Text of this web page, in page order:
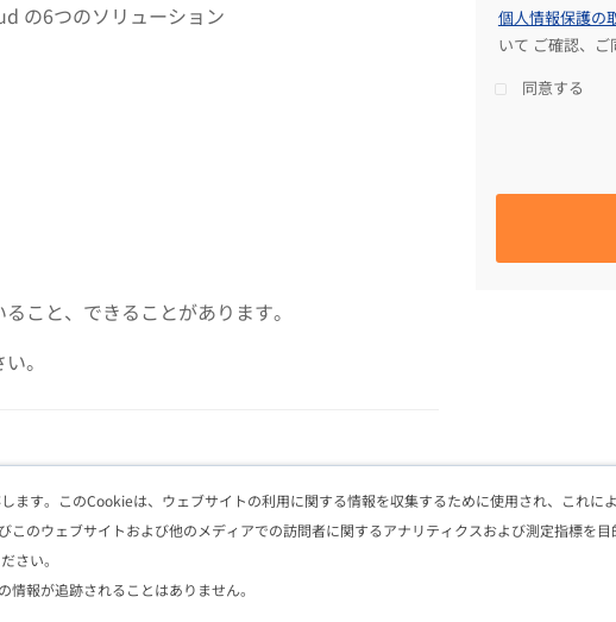
す。このCookieは、ウェブサイトの利用に関する情報を収集するために使用され、これに
のウェブサイトおよび他のメディアでの訪問者に関するアナリティクスおよび測定指標を目
さい。
情報が追跡されることはありません。
の6つのソリューション
こと、できることがあります。
。
個人情報保護の
いて ご確認、ご
同意する